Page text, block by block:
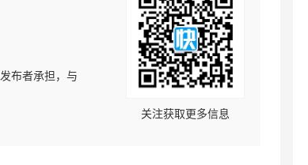
布者承担，与
关注获取更多信息